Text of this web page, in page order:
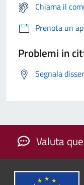
Chiama il
Prenota un
Problemi in
Segnala
Valuta